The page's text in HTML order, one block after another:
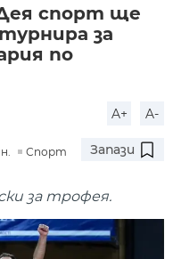
спорт ще
за
по
A+ A-
Спорт Запази
за трофея.